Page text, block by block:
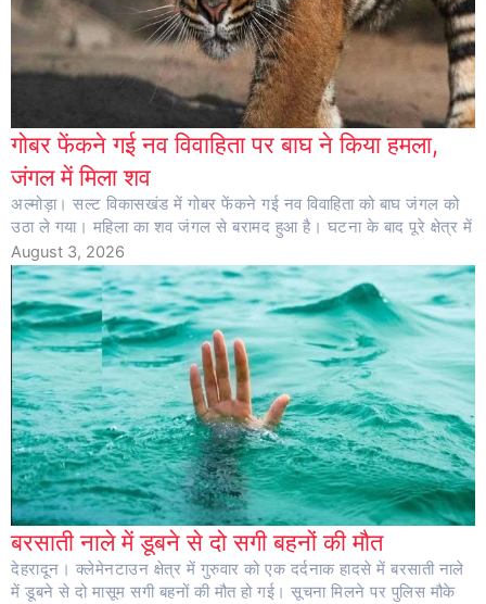
गोबर फेंकने गई नव विवाहिता पर बाघ ने किया हमला,
जंगल में मिला शव
अल्मोड़ा। सल्ट विकासखंड में गोबर फेंकने गई नव विवाहिता को बाघ जंगल को
उठा ले गया। महिला का शव जंगल से बरामद हुआ है। घटना के बाद पूरे क्षेत्र में
August 3, 2026
बरसाती नाले में डूबने से दो सगी बहनों की मौत
देहरादून। क्लेमेनटाउन क्षेत्र में गुरुवार को एक दर्दनाक हादसे में बरसाती नाले
में डूबने से दो मासूम सगी बहनों की मौत हो गई। सूचना मिलने पर पुलिस मौके